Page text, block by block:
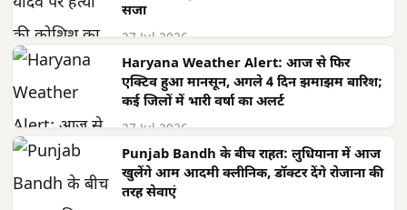
सजा
27 Jul 2026
Haryana Weather Alert: आज से फिर
एक्टिव हुआ मानसून, अगले 4 दिन झमाझम बारिश;
कई जिलों में भारी वर्षा का अलर्ट
27 Jul 2026
Punjab Bandh के बीच राहत: लुधियाना में आज
खुलेंगे आम आदमी क्लीनिक, डॉक्टर देंगे रोजाना की
तरह सेवाएं